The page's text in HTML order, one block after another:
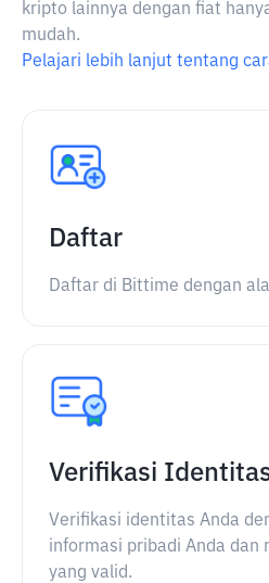
kripto lainnya dengan fiat
mudah.
Pelajari lebih lanjut tentang
Daftar
Daftar di Bittime dengan
Verifikasi
Verifikasi identitas Anda
informasi pribadi Anda dan
yang valid.